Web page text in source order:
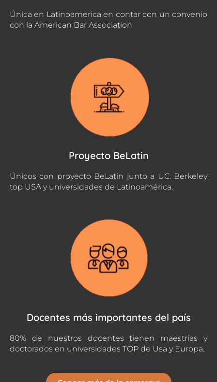
Única en Latinoamerica en contar con un convenio
con la American Bar Association
Proyecto BeLatin
Únicos con proyecto BeLatin junto a UC. Berkeley
top USA y universidades de Latinoamérica.
Docentes más importantes del país
80% de nuestros docentes tienen maestrías y
doctorados en universidades TOP de Usa y Europa.